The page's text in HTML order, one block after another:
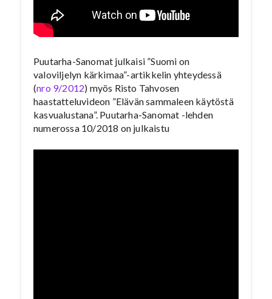
Puutarha-Sanomat julkaisi ”Suomi on
valoviljelyn kärkimaa”-artikkelin yhteydessä
(nro 9/2012) myös Risto Tahvosen
haastatteluvideon ”Elävän sammaleen käytöstä
kasvualustana”. Puutarha-Sanomat -lehden
numerossa 10/2018 on julkaistu